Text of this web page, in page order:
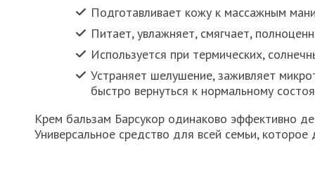
Подготавливает кожу к массажным
Питает, увлажняет, смягчает,
Используется при термических,
Устраняет шелушение, заживляет
быстро вернуться к нормальному
Крем бальзам Барсукор одинаково эффективно
Универсальное средство для всей семьи,